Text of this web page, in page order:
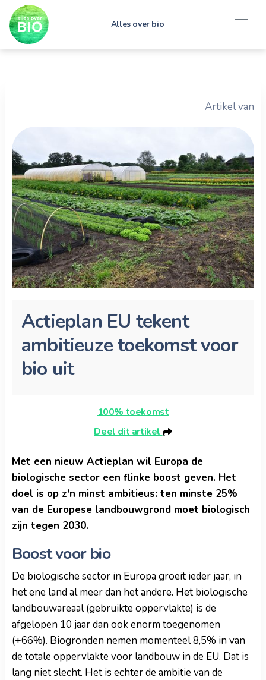
Alles over bio
Artikel van
Actieplan EU tekent
ambitieuze toekomst voor
bio uit
100% toekomst
Deel dit artikel
Met een nieuw Actieplan wil Europa de
biologische sector een flinke boost geven. Het
doel is op z'n minst ambitieus: ten minste 25%
van de Europese landbouwgrond moet biologisch
zijn tegen 2030.
Boost voor bio
De biologische sector in Europa groeit ieder jaar, in
het ene land al meer dan het andere. Het biologische
landbouwareaal (gebruikte oppervlakte) is de
afgelopen 10 jaar dan ook enorm toegenomen
(+66%). Biogronden nemen momenteel 8,5% in van
de totale oppervlakte voor landbouw in de EU. Dat is
lang niet slecht. Het is echter de ambitie van de